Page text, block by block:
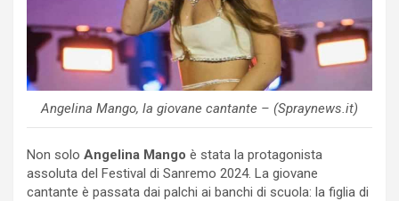
Angelina Mango, la giovane cantante – (Spraynews.it)
Non solo Angelina Mango è stata la protagonista
assoluta del Festival di Sanremo 2024. La giovane
cantante è passata dai palchi ai banchi di scuola: la figlia di